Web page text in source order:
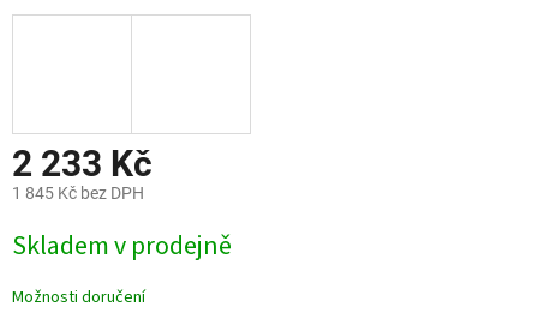
2 233 Kč
1 845 Kč bez DPH
cena:
Skladem v prodejně
Možnosti doručení